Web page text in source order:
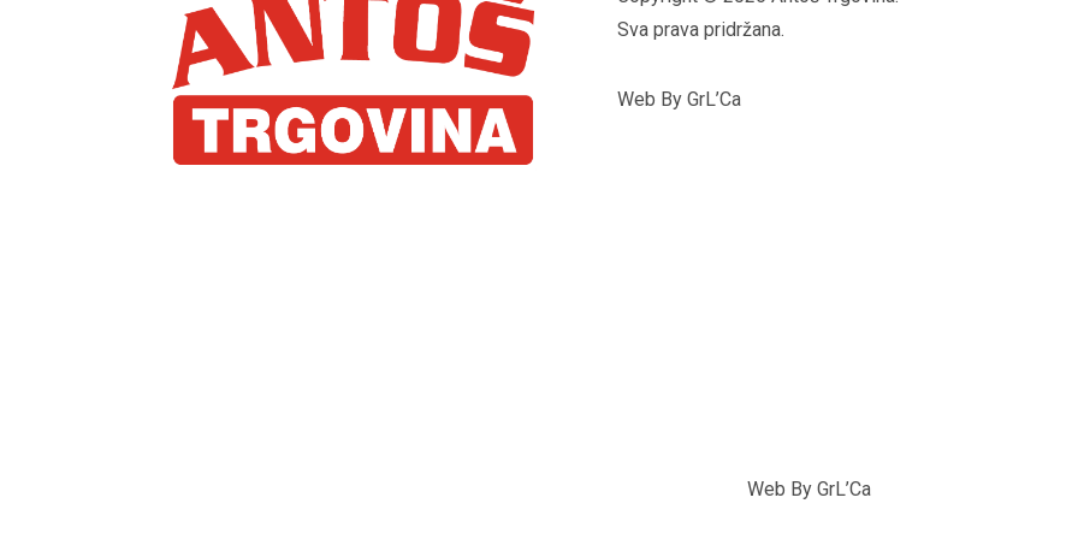
Sva prava pridržana.
Web By GrL’Ca
Web By GrL’Ca